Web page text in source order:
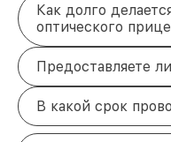
Как долго
оптического
Предоставляете
В какой срок